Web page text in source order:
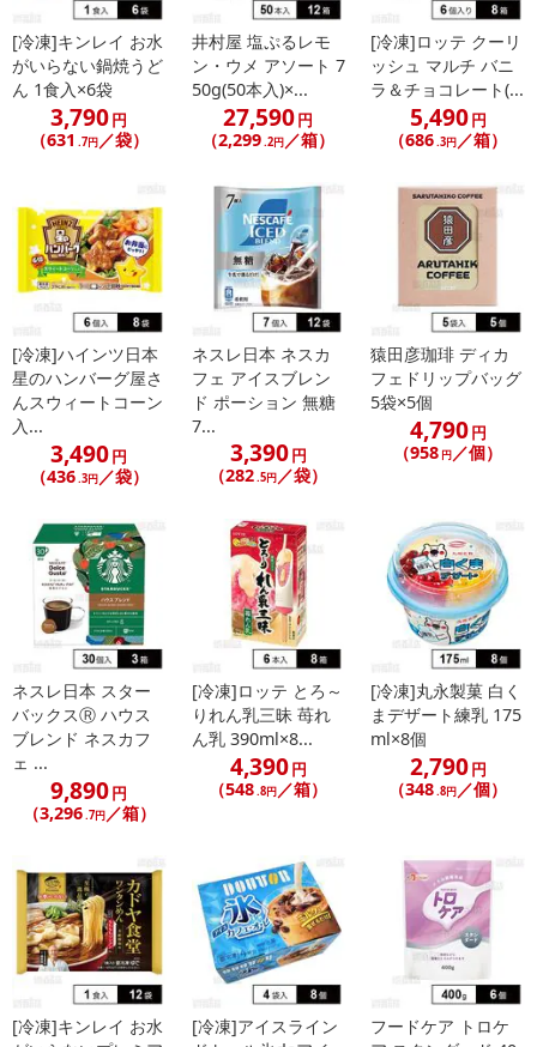
[冷凍]キンレイ お水
がいらない鍋焼うど
ん 1食入×6袋
3,790円
（631 .7円／袋）
井村屋 塩ぷるレモ
ン・ウメ アソート 7
50g(50本入)×...
27,590円
（2,299.2円／箱）
[冷凍]ロッテ クーリ
ッシュ マルチ バニ
ラ＆チョコレート(...
5,490円
（686.3円／箱）
[冷凍]ハインツ日本
星のハンバーグ屋さ
んスウィートコーン
入...
3,490円
（436.3円／袋）
ネスレ日本 ネスカ
フェ アイスブレン
ド ポーション 無糖
7...
3,390円
（282.5円／袋）
猿田彦珈琲 ディカ
フェドリップバッグ
5袋×5個
4,790円
（958 円／個）
ネスレ日本 スター
バックスⓇ ハウス
ブレンド ネスカフ
ェ ...
9,890円
（3,296.7円／箱）
[冷凍]ロッテ とろ～
りれん乳三昧 苺れ
ん乳 390ml×8...
4,390円
（548.8円 ／箱）
[冷凍]丸永製菓 白く
まデザート練乳 175
ml×8個
2,790円
（348.8円 ／個）
[冷凍]キンレイ お水
[冷凍]アイスライン
フードケア トロケ